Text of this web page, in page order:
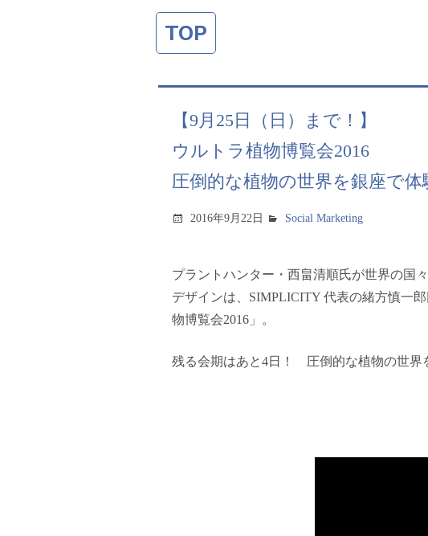
TOP
【9月25日（日）まで！】
ウルトラ植物博覧会2016
圧倒的な植物の世界を銀座で体
2016年9月22日 Social Marketing
プラントハンター・西畠清順氏が世界の国
デザインは、SIMPLICITY 代表の緒方慎一
物博覧会2016」。
残る会期はあと4日！ 圧倒的な植物の世界